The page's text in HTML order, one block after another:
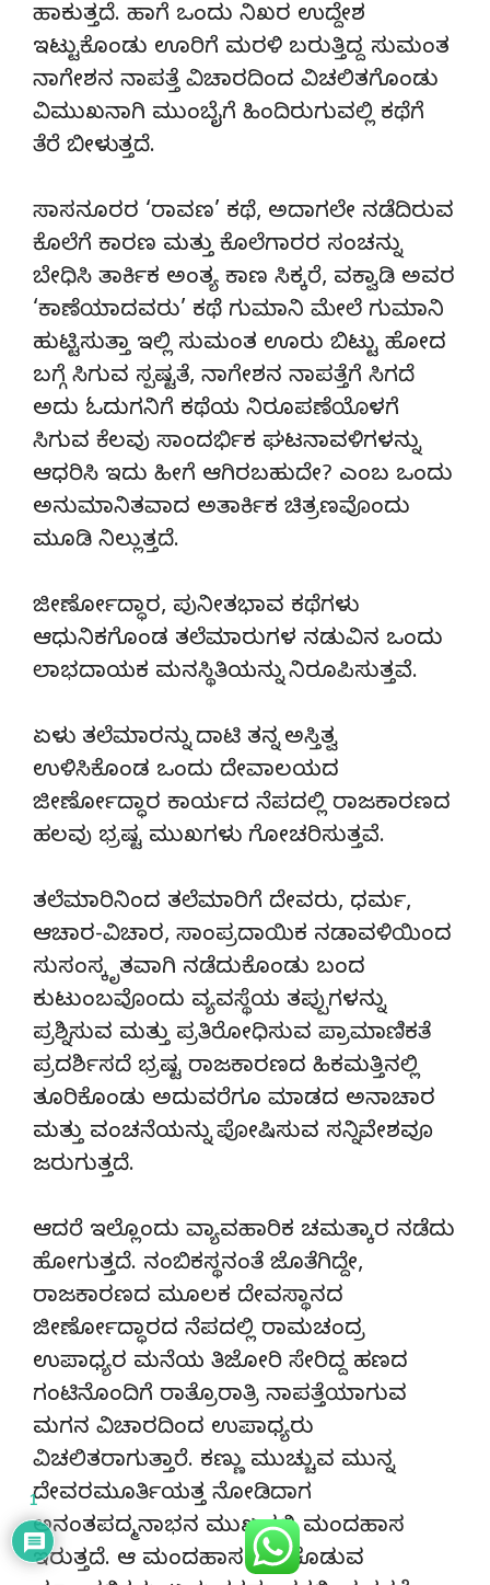
ಹಾಕುತ್ತದೆ. ಹಾಗೆ ಒಂದು ನಿಖರ ಉದ್ದೇಶ
ಇಟ್ಟುಕೊಂಡು ಊರಿಗೆ ಮರಳಿ ಬರುತ್ತಿದ್ದ ಸುಮಂತ
ನಾಗೇಶನ ನಾಪತ್ತೆ ವಿಚಾರದಿಂದ ವಿಚಲಿತಗೊಂಡು
ವಿಮುಖನಾಗಿ ಮುಂಬೈಗೆ ಹಿಂದಿರುಗುವಲ್ಲಿ ಕಥೆಗೆ
ತೆರೆ ಬೀಳುತ್ತದೆ.
ಸಾಸನೂರರ ‘ರಾವಣ’ ಕಥೆ, ಅದಾಗಲೇ ನಡೆದಿರುವ
ಕೊಲೆಗೆ ಕಾರಣ ಮತ್ತು ಕೊಲೆಗಾರರ ಸಂಚನ್ನು
ಬೇಧಿಸಿ ತಾರ್ಕಿಕ ಅಂತ್ಯ ಕಾಣ ಸಿಕ್ಕರೆ, ವಕ್ವಾಡಿ ಅವರ
‘ಕಾಣೆಯಾದವರು’ ಕಥೆ ಗುಮಾನಿ ಮೇಲೆ ಗುಮಾನಿ
ಹುಟ್ಟಿಸುತ್ತಾ ಇಲ್ಲಿ ಸುಮಂತ ಊರು ಬಿಟ್ಟು ಹೋದ
ಬಗ್ಗೆ‌ ಸಿಗುವ ಸ್ಪಷ್ಟತೆ, ನಾಗೇಶನ ನಾಪತ್ತೆಗೆ ಸಿಗದೆ
ಅದು ಓದುಗನಿಗೆ ಕಥೆಯ ನಿರೂಪಣೆಯೊಳಗೆ
ಸಿಗುವ ಕೆಲವು ಸಾಂದರ್ಭಿಕ ಘಟನಾವಳಿಗಳನ್ನು
ಆಧರಿಸಿ ಇದು ಹೀಗೆ ಆಗಿರಬಹುದೇ? ಎಂಬ ಒಂದು
ಅನುಮಾನಿತವಾದ ಅತಾರ್ಕಿಕ ಚಿತ್ರಣವೊಂದು
ಮೂಡಿ ನಿಲ್ಲುತ್ತದೆ.
ಜೀರ್ಣೋದ್ಧಾರ, ಪುನೀತಭಾವ ಕಥೆಗಳು
ಆಧುನಿಕಗೊಂಡ ತಲೆಮಾರುಗಳ ನಡುವಿನ ಒಂದು
ಲಾಭದಾಯಕ ಮನಸ್ಥಿತಿಯನ್ನು ನಿರೂಪಿಸುತ್ತವೆ.
ಏಳು ತಲೆಮಾರನ್ನು ದಾಟಿ ತನ್ನ ಅಸ್ತಿತ್ವ
ಉಳಿಸಿಕೊಂಡ ಒಂದು ದೇವಾಲಯದ
ಜೀರ್ಣೋದ್ಧಾರ ಕಾರ್ಯದ ನೆಪದಲ್ಲಿ ರಾಜಕಾರಣದ
ಹಲವು ಭ್ರಷ್ಟ ಮುಖಗಳು ಗೋಚರಿಸುತ್ತವೆ.
ತಲೆಮಾರಿನಿಂದ ತಲೆಮಾರಿಗೆ ದೇವರು, ಧರ್ಮ,
ಆಚಾರ-ವಿಚಾರ, ಸಾಂಪ್ರದಾಯಿಕ ನಡಾವಳಿಯಿಂದ
ಸುಸಂಸ್ಕೃತವಾಗಿ ನಡೆದುಕೊಂಡು ಬಂದ
ಕುಟುಂಬವೊಂದು ವ್ಯವಸ್ಥೆಯ ತಪ್ಪುಗಳನ್ನು
ಪ್ರಶ್ನಿಸುವ ಮತ್ತು ಪ್ರತಿರೋಧಿಸುವ ಪ್ರಾಮಾಣಿಕತೆ
ಪ್ರದರ್ಶಿಸದೆ ಭ್ರಷ್ಟ ರಾಜಕಾರಣದ ಹಿಕಮತ್ತಿನಲ್ಲಿ
ತೂರಿಕೊಂಡು ಅದುವರೆಗೂ ಮಾಡದ ಅನಾಚಾರ
ಮತ್ತು ವಂಚನೆಯನ್ನು ಪೋಷಿಸುವ ಸನ್ನಿವೇಶವೂ
ಜರುಗುತ್ತದೆ.
ಆದರೆ ಇಲ್ಲೊಂದು ವ್ಯಾವಹಾರಿಕ ಚಮತ್ಕಾರ ನಡೆದು
ಹೋಗುತ್ತದೆ. ನಂಬಿಕಸ್ಥನಂತೆ ಜೊತೆಗಿದ್ದೇ,
ರಾಜಕಾರಣದ ಮೂಲಕ ದೇವಸ್ಥಾನದ
ಜೀರ್ಣೋದ್ಧಾರದ ನೆಪದಲ್ಲಿ ರಾಮಚಂದ್ರ
ಉಪಾಧ್ಯರ ಮನೆಯ ತಿಜೋರಿ ಸೇರಿದ್ದ ಹಣದ
ಗಂಟಿನೊಂದಿಗೆ ರಾತ್ರೊರಾತ್ರಿ ನಾಪತ್ತೆಯಾಗುವ
ಮಗನ ವಿಚಾರದಿಂದ ಉಪಾಧ್ಯರು
ವಿಚಲಿತರಾಗುತ್ತಾರೆ. ಕಣ್ಣು ಮುಚ್ಚುವ ಮುನ್ನ
ದೇವರಮೂರ್ತಿಯತ್ತ ನೋಡಿದಾಗ
ಅನಂತಪದ್ಮನಾಭನ ಮುಖದಲ್ಲಿ ಮಂದಹಾಸ
ಇರುತ್ತದೆ. ಆ ಮಂದಹಾಸ ಕಟ್ಟಿ ಕೊಡುವ
1